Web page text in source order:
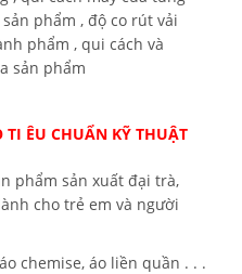
phẩm , độ co rút vải
phẩm , qui cách và
sản phẩm
TI ÊU CHUẨN KỸ THUẬT
phẩm sản xuất đại trà,
cho trẻ em và người
chemise, áo liền quần . . .